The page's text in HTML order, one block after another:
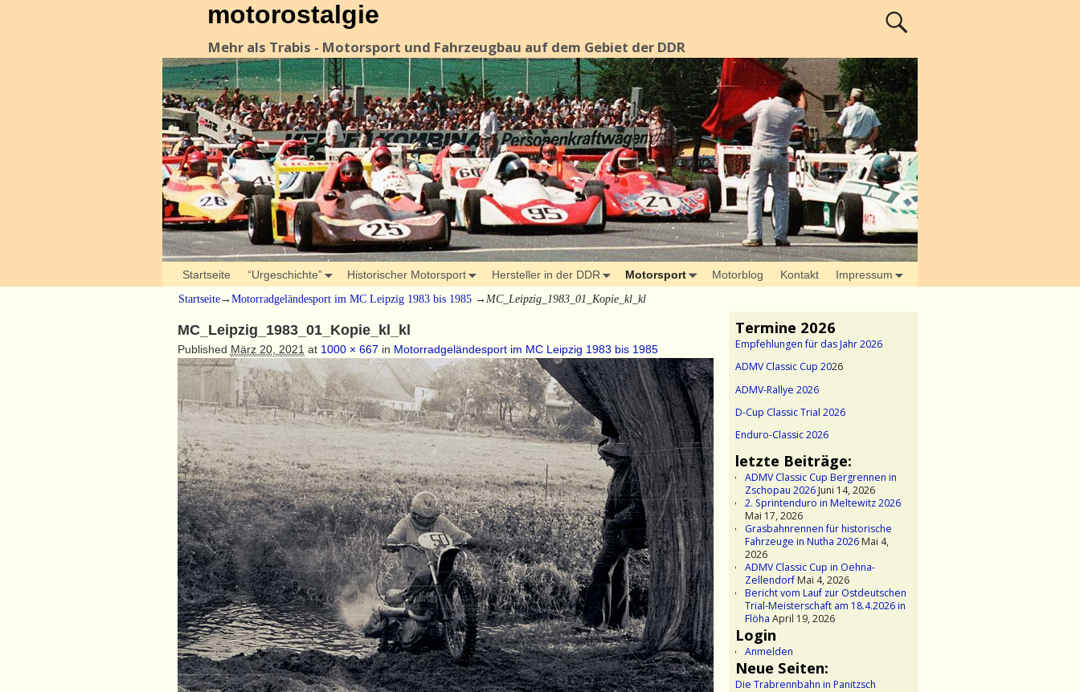
motorostalgie
Mehr als Trabis - Motorsport und Fahrzeugbau auf dem Gebiet der DDR
Startseite “Urgeschichte” Historischer Motorsport Hersteller in der DDR Motorsport Motorblog Kontakt Impressum
Startseite→ Motorradgeländesport im MC Leipzig 1983 bis 1985 → MC_Leipzig_1983_01_Kopie_kl_kl
MC_Leipzig_1983_01_Kopie_kl_kl
Published März 20, 2021 at 1000 × 667 in Motorradgeländesport im MC Leipzig 1983 bis 1985
Termine 2026
Empfehlungen für das Jahr 2026
ADMV Classic Cup 2026
ADMV-Rallye 2026
D-Cup Classic Trial 2026
Enduro-Classic 2026
letzte Beiträge:
ADMV Classic Cup Bergrennen in
Zschopau 2026Juni 14, 2026
2. Sprintenduro in Meltewitz 2026
Mai 17, 2026
Grasbahnrennen für historische
Fahrzeuge in Nutha 2026Mai 4,
2026
ADMV Classic Cup in Oehna-
ZellendorfMai 4, 2026
Bericht vom Lauf zur Ostdeutschen
Trial-Meisterschaft am 18.4.2026 in
Flöha April 19, 2026
Login
Anmelden
Neue Seiten:
Die Trabrennbahn in Panitzsch